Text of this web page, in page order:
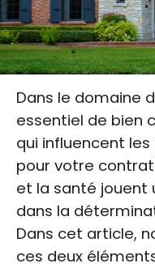
Dans le domaine
essentiel de bien
qui influencent
pour votre
et la santé jouent
dans la
Dans cet article,
ces deux